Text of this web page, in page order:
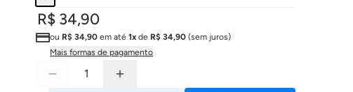
R$ 34,90
ou R$ 34,90 em até1x de R$ 34,90 (sem juros)
Mais formas de pagamento